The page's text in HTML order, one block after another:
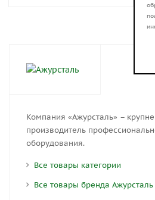
Компания «Ажурсталь» –
производитель
оборудования.
Все товары категории
Все товары бренда Ажурсталь